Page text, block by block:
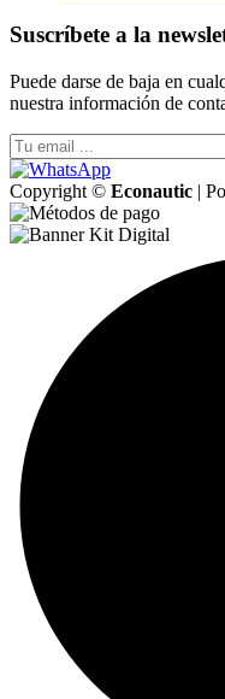
Suscríbete a la
Puede darse de baja en
nuestra información de
Copyright © Econautic |